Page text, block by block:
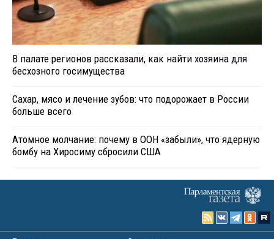
В палате регионов рассказали, как найти хозяина для
бесхозного госимущества
Сахар, мясо и лечение зубов: что подорожает в России
больше всего
Атомное молчание: почему в ООН «забыли», что ядерную
бомбу на Хиросиму сбросили США